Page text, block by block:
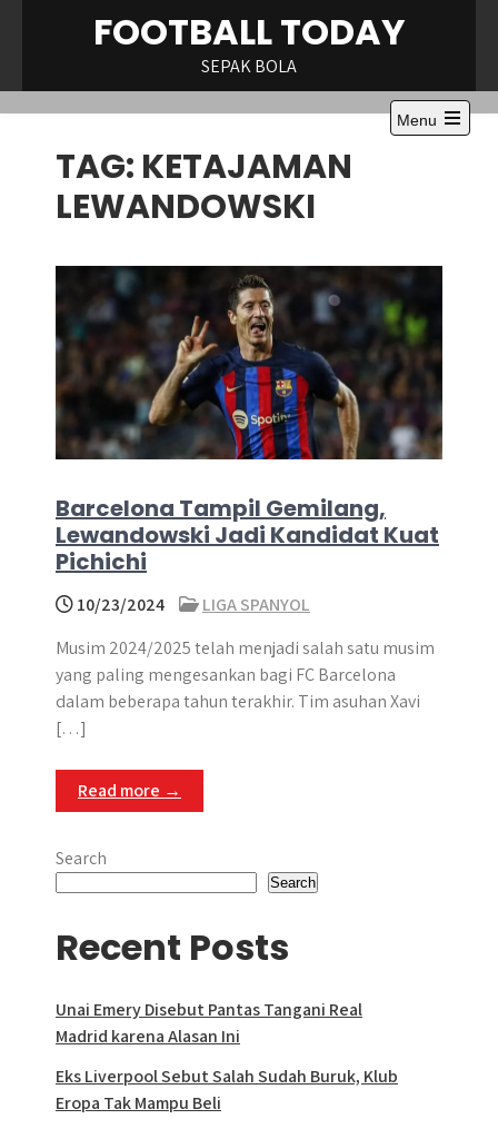
FOOTBALL TODAY
SEPAK BOLA
Menu
TAG: KETAJAMAN
LEWANDOWSKI
Barcelona Tampil Gemilang,
Lewandowski Jadi Kandidat Kuat
Pichichi
10/23/2024
LIGA SPANYOL
Musim 2024/2025 telah menjadi salah satu musim
yang paling mengesankan bagi FC Barcelona
dalam beberapa tahun terakhir. Tim asuhan Xavi
[…]
Read more →
Search
Search
Recent Posts
Unai Emery Disebut Pantas Tangani Real
Madrid karena Alasan Ini
Eks Liverpool Sebut Salah Sudah Buruk, Klub
Eropa Tak Mampu Beli